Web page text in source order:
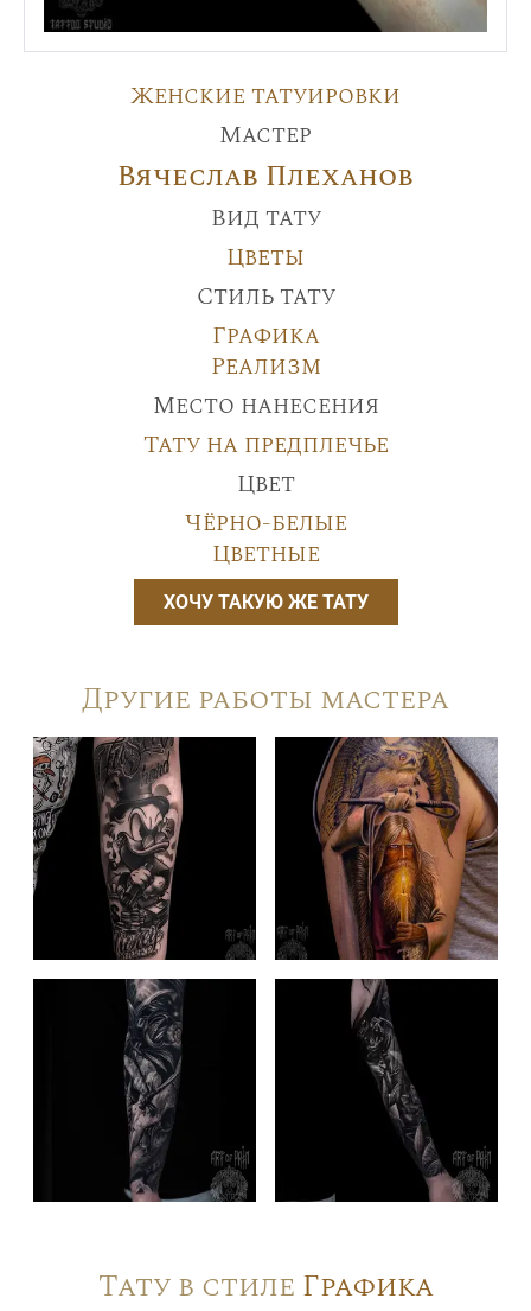
Женские татуировки
Мастер
Вячеслав Плеханов
Вид тату
Цветы
Стиль тату
Графика
Реализм
Место нанесения
Тату на предплечье
Цвет
Чёрно-белые
Цветные
ХОЧУ ТАКУЮ ЖЕ ТАТУ
Другие работы мастера
Тату в стиле Графика